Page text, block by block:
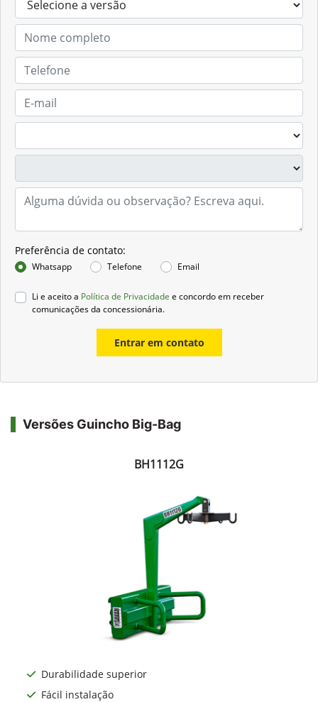
Preferência de contato:
Whatsapp Telefone Email
Li e aceito a Política de Privacidade e concordo em receber
comunicações da concessionária.
Entrar em contato
Versões Guincho Big-Bag
BH1112G
Durabilidade superior
Fácil instalação